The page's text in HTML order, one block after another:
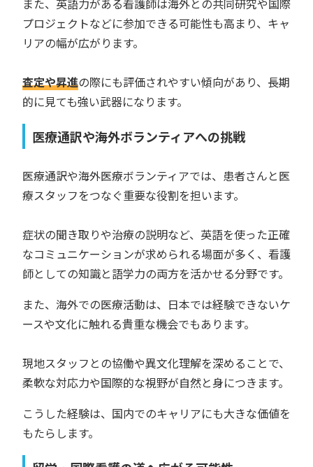
また、英語力がある看護師は海外との共同研究や国際
プロジェクトなどに参加できる可能性も高まり、キャ
リアの幅が広がります。
査定や昇進の際にも評価されやすい傾向があり、長期
的に見ても強い武器になります。
医療通訳や海外ボランティアへの挑戦
医療通訳や海外医療ボランティアでは、患者さんと医
療スタッフをつなぐ重要な役割を担います。
症状の聞き取りや治療の説明など、英語を使った正確
なコミュニケーションが求められる場面が多く、看護
師としての知識と語学力の両方を活かせる分野です。
また、海外での医療活動は、日本では経験できないケ
ースや文化に触れる貴重な機会でもあります。
現地スタッフとの協働や異文化理解を深めることで、
柔軟な対応力や国際的な視野が自然と身につきます。
こうした経験は、国内でのキャリアにも大きな価値を
もたらします。